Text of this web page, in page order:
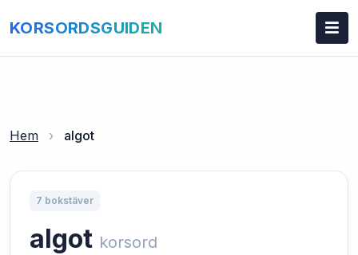
KORSORDSGUIDEN
Hem › algot
7 bokstäver
algot korsord